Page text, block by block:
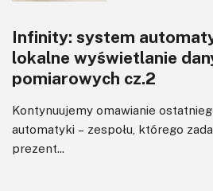
Infinity: system
lokalne wyświetlanie
pomiarowych cz.2
Kontynuujemy omawianie
automatyki – zespołu, którego
prezent...